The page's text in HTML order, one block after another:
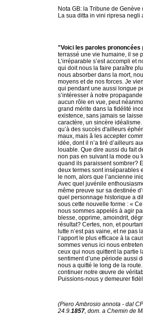
Nota GB: la Tribune de
La sua ditta in vini ripresa negli
"Voici les paroles prononcées
terrassé une vie humaine, il se
L’irréparable s’est accompli et
qui doit nous la faire paraître
nous absorber dans la mort,
moyens et de nos forces. Je
qui pendant une aussi longue
s’intéresser à notre
aucun rôle en vue, peut
grand mérite dans la fidélité
existence, sans jamais se
caractère, un sincère
qu’à des succès d'ailleurs
maux, mais â les accepter
idée, dont il n’a tiré d’ailleurs
louable. Que dire aussi du fait
non pas en suivant la mode ou
quand ils paraissent sombrer?
deux termes sont inséparables
le nom, alors que l’ancienne
Avec quel juvénile
même preuve sur sa destinée
quel personnage historique a
sous cette nouvelle forme : «
nous sommes appelés à agir
blesse, opprime, amoindrit,
résultat? Certes, non, et
lutte n’est pas vaine, et ne pas
l’apport le plus efficace à la
sommes venus ici nous
ceux qui nous quittent la partie
sentiment d’une période aussi
nous a quitté le long de la
continuer notre œuvre de
Puissions-nous y demeurer
(Piero Ambrosio annota - dal
24.9.1857, dom. a Chemin de